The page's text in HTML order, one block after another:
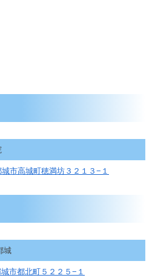
市高城町穂満坊３２１３−１
城
市都北町５２２５−１